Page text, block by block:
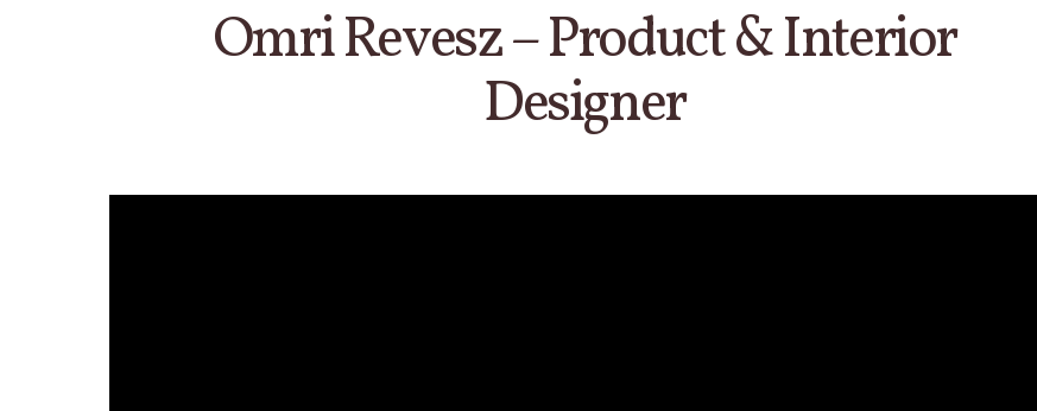
Omri Revesz – Product & Interior
Designer